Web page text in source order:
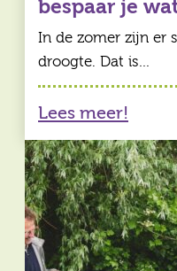
bespaar je
In de zomer zijn er
droogte. Dat is…
Lees meer!